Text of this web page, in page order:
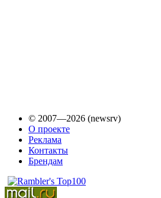
© 2007—2026 (newsrv)
О проекте
Реклама
Контакты
Брендам